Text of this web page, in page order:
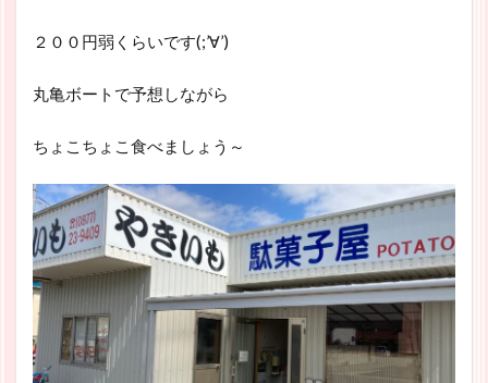
２００円弱くらいです(;’∀’)
丸亀ボートで予想しながら
ちょこちょこ食べましょう～